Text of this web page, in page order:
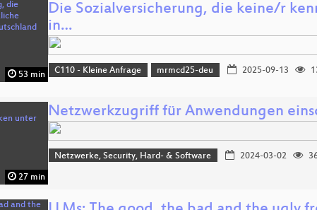
53 min
Die Sozialversicherung, die keine/r
in…
C110 - Kleine Anfrage mrmcd25-deu 2025-09-13
27 min
Netzwerkzugriff für Anwendungen
Netzwerke, Security, Hard- & Software 2024-03-02